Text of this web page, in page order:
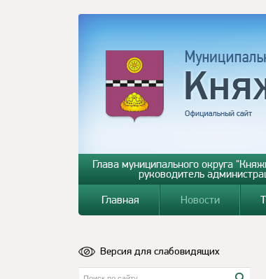
Глава муниципального округа
руководитель
Главная Новости
Версия для слабовидящих